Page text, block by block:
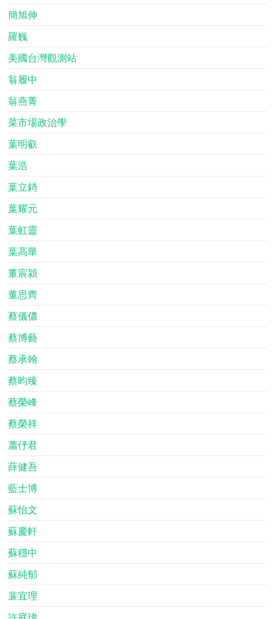
簡旭伸
羅巍
美國台灣觀測站
翁履中
翁燕菁
菜市場政治學
葉明叡
葉浩
葉立錡
葉耀元
葉虹靈
葉高華
董宸潁
董思齊
蔡儀儂
蔡博藝
蔡承翰
蔡昀臻
蔡榮峰
蔡榮祥
蕭伃君
薛健吾
藍士博
蘇怡文
蘇慶軒
蘇穩中
蘇純郁
裴宜理